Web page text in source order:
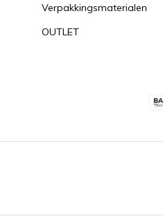
Verpakkingsmaterialen
OUTLET